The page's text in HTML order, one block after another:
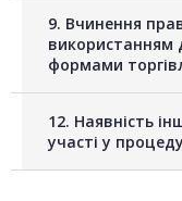
9. Вчинення
використанням
формами
12. Наявність
участі у